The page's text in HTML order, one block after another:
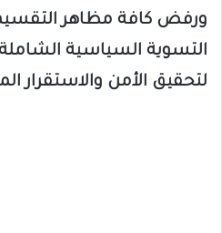
ورفض كافة مظاهر
التسوية السياسية
لتحقيق الأمن والاستقرار